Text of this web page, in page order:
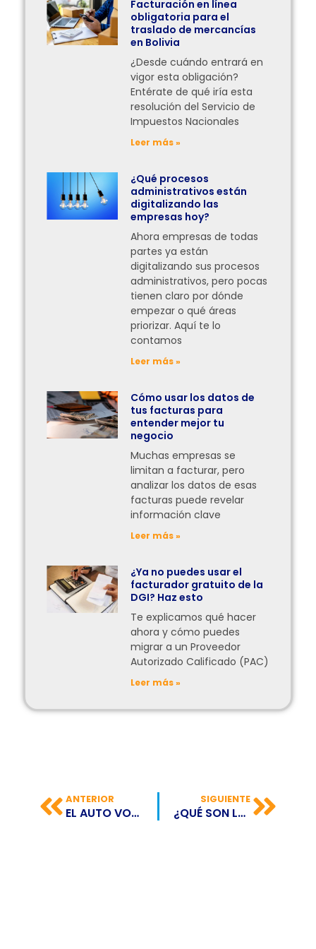
Facturación en línea
obligatoria para el
traslado de mercancías
en Bolivia
¿Desde cuándo entrará en
vigor esta obligación?
Entérate de qué iría esta
resolución del Servicio de
Impuestos Nacionales
Leer más »
¿Qué procesos
administrativos están
digitalizando las
empresas hoy?
Ahora empresas de todas
partes ya están
digitalizando sus procesos
administrativos, pero pocas
tienen claro por dónde
empezar o qué áreas
priorizar. Aquí te lo
contamos
Leer más »
Cómo usar los datos de
tus facturas para
entender mejor tu
negocio
Muchas empresas se
limitan a facturar, pero
analizar los datos de esas
facturas puede revelar
información clave
Leer más »
¿Ya no puedes usar el
facturador gratuito de la
DGI? Haz esto
Te explicamos qué hacer
ahora y cómo puedes
migrar a un Proveedor
Autorizado Calificado (PAC)
Leer más »
ANTERIOR
EL AUTO VOLADOR ES UNA REALIDAD
SIGUIENTE
¿QUÉ SON LOS ESPORTS?